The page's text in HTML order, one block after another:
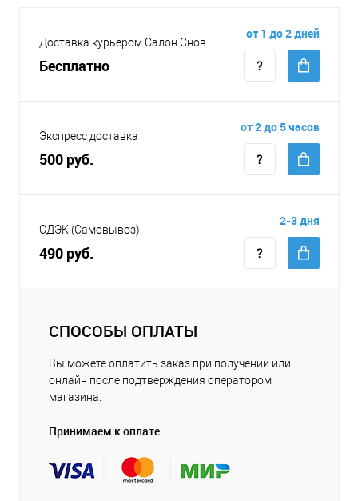
Доставка курьером Салон Снов
Бесплатно
от 1 до 2 дней
Экспресс доставка
500 руб.
от 2 до 5 часов
СДЭК (Самовывоз)
490 руб.
2-3 дня
СПОСОБЫ ОПЛАТЫ
Вы можете оплатить заказ при получении или
онлайн после подтверждения оператором
магазина.
Принимаем к оплате